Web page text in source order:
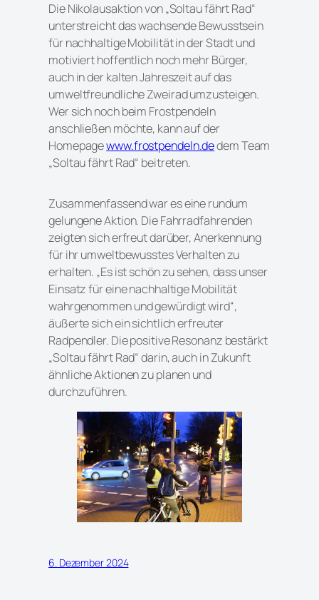
Die Nikolausaktion von „Soltau fährt Rad“
unterstreicht das wachsende Bewusstsein
für nachhaltige Mobilität in der Stadt und
motiviert hoffentlich noch mehr Bürger,
auch in der kalten Jahreszeit auf das
umweltfreundliche Zweirad umzusteigen.
Wer sich noch beim Frostpendeln
anschließen möchte, kann auf der
Homepagewww.frostpendeln.dedem Team
„Soltau fährt Rad“ beitreten.
Zusammenfassend war es eine rundum
gelungene Aktion. Die Fahrradfahrenden
zeigten sich erfreut darüber, Anerkennung
für ihr umweltbewusstes Verhalten zu
erhalten. „Es ist schön zu sehen, dass unser
Einsatz für eine nachhaltige Mobilität
wahrgenommen und gewürdigt wird“,
äußerte sich ein sichtlich erfreuter
Radpendler. Die positive Resonanz bestärkt
„Soltau fährt Rad“ darin, auch in Zukunft
ähnliche Aktionen zu planen und
durchzuführen.
6. Dezember 2024